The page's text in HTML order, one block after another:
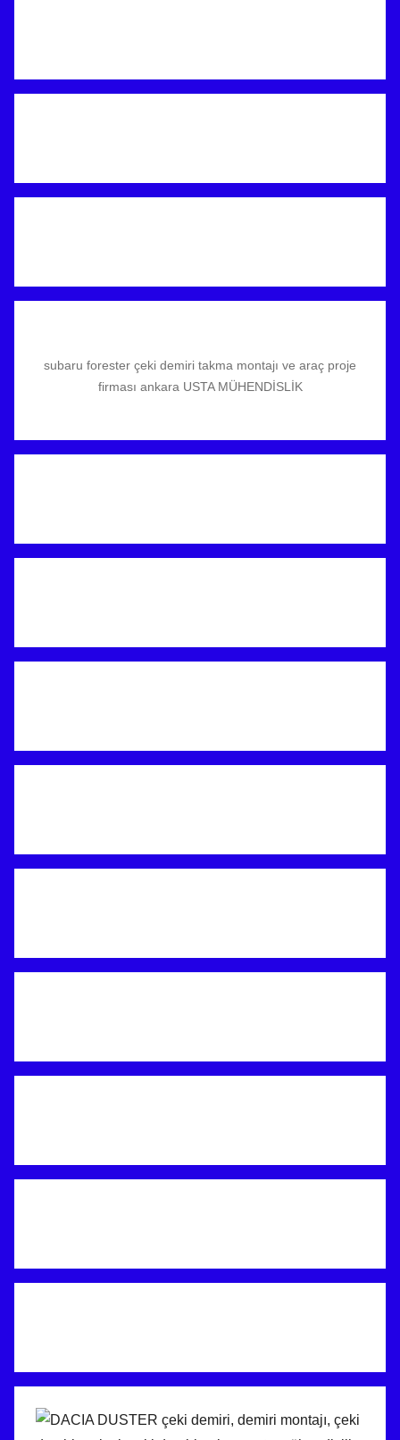
subaru forester çeki demiri takma montajı ve araç proje
firması ankara USTA MÜHENDİSLİK